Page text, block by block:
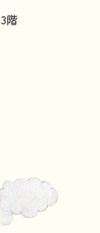
3階